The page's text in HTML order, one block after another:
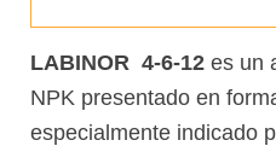
LABINOR 4-6-12 es un
NPK presentado en
especialmente indicado